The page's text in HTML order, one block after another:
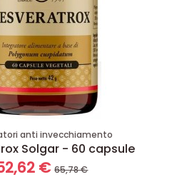
anti invecchiamento
Solgar - 60 capsule
€65,78 €